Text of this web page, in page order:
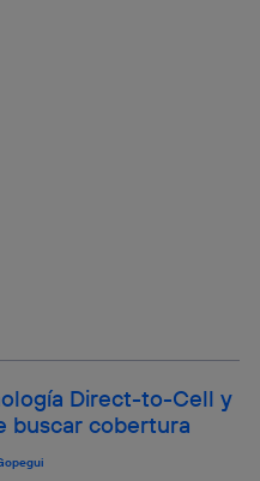
Direct-to-Cell y
buscar cobertura